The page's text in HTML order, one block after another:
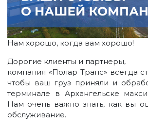
Нам хорошо, когда вам хорошо!
Дорогие клиенты и партнеры,
компания «Полар Транс» всегда
чтобы ваш груз приняли и
терминале в Архангельске
Нам очень важно знать, как вы
обслуживание.